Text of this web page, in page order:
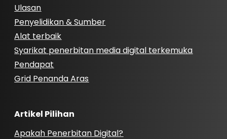
Ulasan
Penyelidikan & Sumber
Alat terbaik
Syarikat penerbitan media digital terkemuka
Pendapat
Grid Penanda Aras
Artikel Pilihan
Apakah Penerbitan Digital?